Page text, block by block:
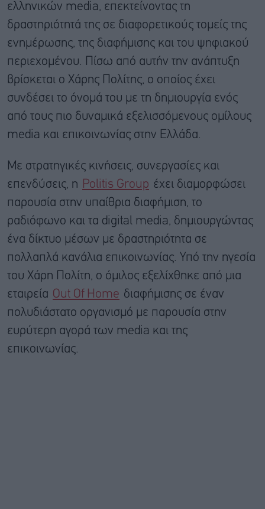
ελληνικών media, επεκτείνοντας τη
δραστηριότητά της σε διαφορετικούς τομείς της
ενημέρωσης, της διαφήμισης και του ψηφιακού
περιεχομένου. Πίσω από αυτήν την ανάπτυξη
βρίσκεται ο Χάρης Πολίτης, ο οποίος έχει
συνδέσει το όνομά του με τη δημιουργία ενός
από τους πιο δυναμικά εξελισσόμενους ομίλους
media και επικοινωνίας στην Ελλάδα.
Με στρατηγικές κινήσεις, συνεργασίες και
επενδύσεις, η Politis Group έχει διαμορφώσει
παρουσία στην υπαίθρια διαφήμιση, το
ραδιόφωνο και τα digital media, δημιουργώντας
ένα δίκτυο μέσων με δραστηριότητα σε
πολλαπλά κανάλια επικοινωνίας. Υπό την ηγεσία
του Χάρη Πολίτη, ο όμιλος εξελίχθηκε από μια
εταιρεία Out Of Home διαφήμισης σε έναν
πολυδιάστατο οργανισμό με παρουσία στην
ευρύτερη αγορά των media και της
επικοινωνίας.